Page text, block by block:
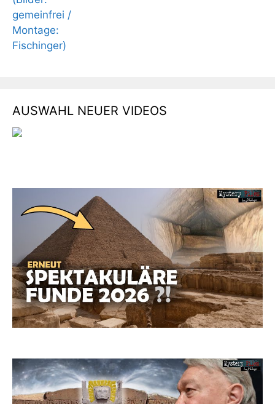
AUSWAHL NEUER VIDEOS